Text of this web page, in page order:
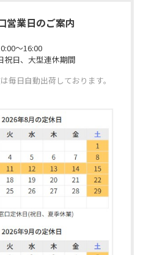
営業日のご案内
～16:00
日、大型連休期間
毎日自動出荷しております。